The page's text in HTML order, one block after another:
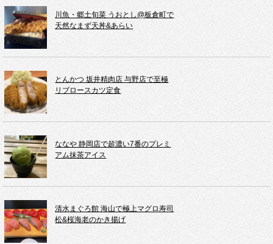
川魚・郷土旬菜 うおとし@板倉町で
天然なまず天丼&あらい
とんかつ 坂井精肉店 与野店で至極
リブロースカツ定食
ななや 静岡店で超濃い7番のプレミ
アム抹茶アイス
清水まぐろ館 海山で極上マグロ寿司
松&桜海老のかき揚げ